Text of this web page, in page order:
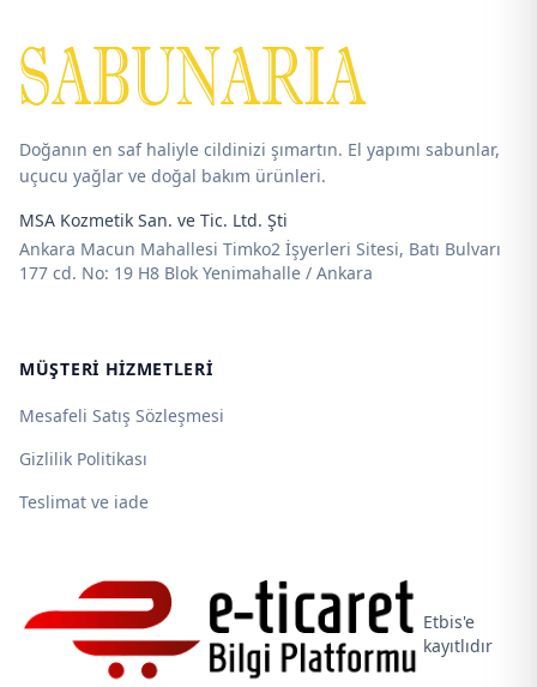
Doğanın en saf haliyle cildinizi şımartın. El yapımı sabunlar,
uçucu yağlar ve doğal bakım ürünleri.
MSA Kozmetik San. ve Tic. Ltd. Şti
Ankara Macun Mahallesi Timko2 İşyerleri Sitesi, Batı Bulvarı
177 cd. No: 19 H8 Blok Yenimahalle / Ankara
MÜŞTERI HIZMETLERI
Mesafeli Satış Sözleşmesi
Gizlilik Politikası
Teslimat ve iade
Etbis'e
kayıtlıdır